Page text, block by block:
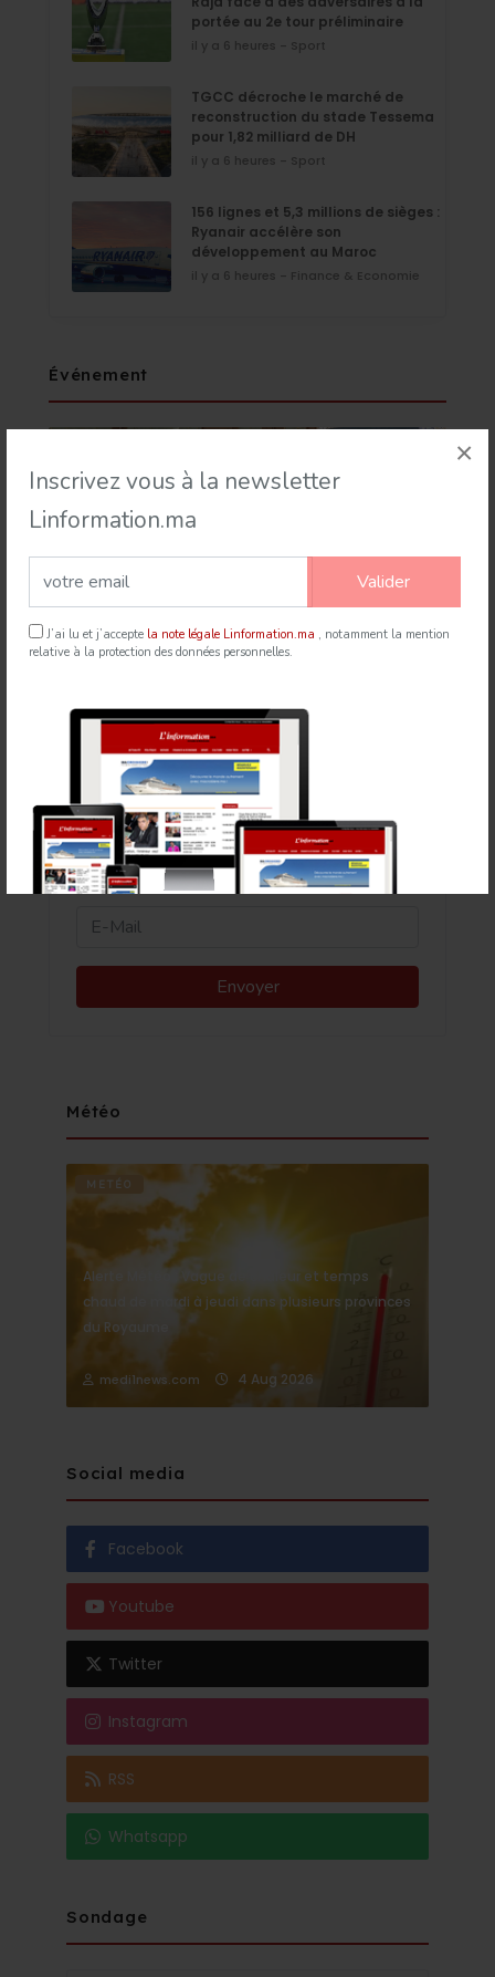
Inscrivez vous à la newsletter
Linformation.ma
Valider
J’ai lu et j’accepte la note légale Linformation.ma , notamment la mention
relative à la protection des données personnelles.
×
portée au 2e tour préliminaire
il y a 6 heures - Sport
TGCC décroche le marché de
reconstruction du stade Tessema
pour 1,82 milliard de DH
il y a 6 heures - Sport
156 lignes et 5,3 millions de sièges :
Ryanair accélère son
développement au Maroc
il y a 6 heures - Finance & Economie
Événement
Africaines
mapexpress.ma 21 Jul 2026
Newsletter
Météo
METÉO
Alerte Météo : Vague de chaleur et temps
chaud de mardi à jeudi dans plusieurs provinces
du Royaume
medi1news.com 4 Aug 2026
Social media
Facebook
Youtube
Twitter
Instagram
RSS
Whatsapp
Sondage